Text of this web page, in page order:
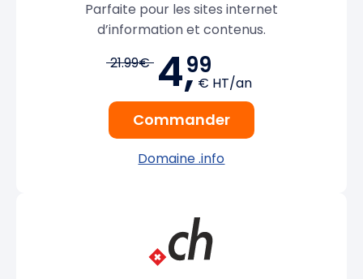
Parfaite pour les sites internet
d’information et contenus.
21.99€ 4,99
€ HT/an
Commander
Domaine .info